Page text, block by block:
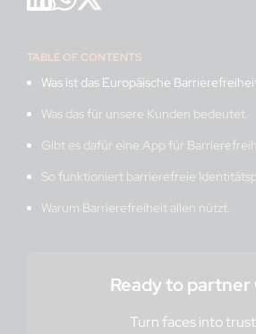
TABLE OF CONTENTS
Was ist das Europäische
Was das für unsere Kunden bedeutet.
Gibt es dafür eine App für
So funktioniert barrierefreie
Warum Barrierefreiheit allen nützt.
Ready to partner
Turn faces into